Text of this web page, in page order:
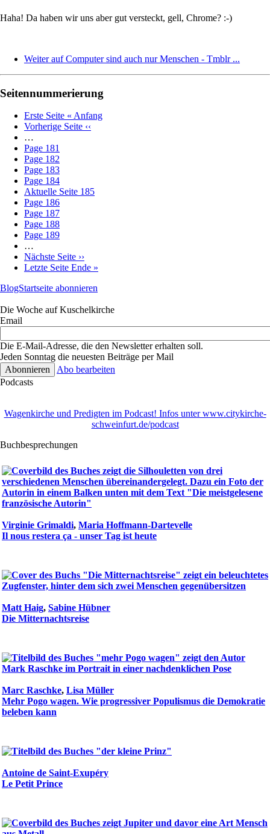
Haha! Da haben wir uns aber gut versteckt, gell, Chrome? :-)
Weiter auf Computer sind auch nur Menschen - Tmblr ...
Seitennummerierung
Erste Seite « Anfang
Vorherige Seite ‹‹
…
Page 181
Page 182
Page 183
Page 184
Aktuelle Seite 185
Page 186
Page 187
Page 188
Page 189
…
Nächste Seite ››
Letzte Seite Ende »
BlogStartseite abonnieren
Die Woche auf Kuschelkirche
Email
Die E-Mail-Adresse, die den Newsletter erhalten soll.
Jeden Sonntag die neuesten Beiträge per Mail
Abo bearbeiten
Podcasts
Wagenkirche und Predigten im Podcast! Infos unter www.citykirche-
schweinfurt.de/podcast
Buchbesprechungen
Virginie Grimaldi, Maria Hoffmann-Dartevelle
Il nous restera ça - unser Tag ist heute
Matt Haig, Sabine Hübner
Die Mitternachtsreise
Marc Raschke, Lisa Müller
Mehr Pogo wagen. Wie progressiver Populismus die Demokratie
beleben kann
Antoine de Saint-Exupéry
Le Petit Prince